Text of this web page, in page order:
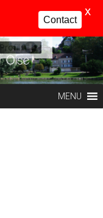
MENU
Contact
X